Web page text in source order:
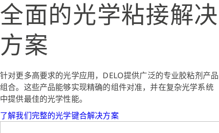
全面的光学粘接解决
方案
针对更多高要求的光学应用，DELO提供广泛的专业胶粘剂产品
组合。这些产品能够实现精确的组件对准，并在复杂光学系统
中提供最佳的光学性能。
了解我们完整的光学键合解决方案